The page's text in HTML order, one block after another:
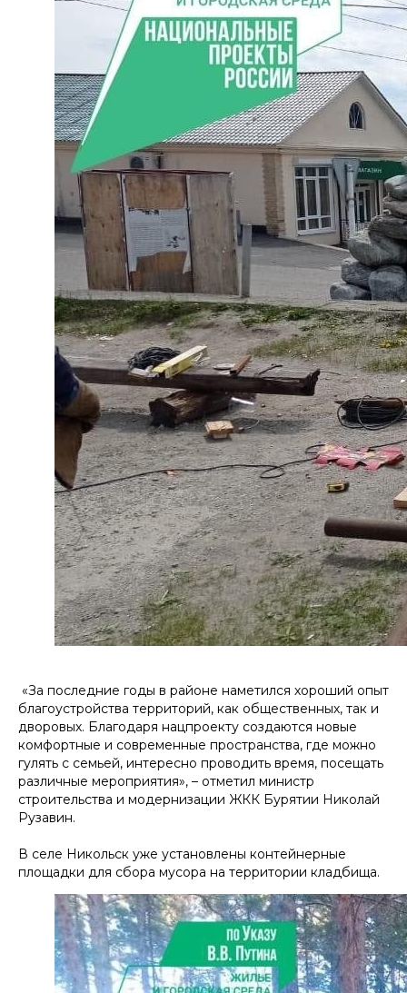
«За последние годы в районе наметился хороший опыт
благоустройства территорий, как общественных, так и
дворовых. Благодаря нацпроекту создаются новые
комфортные и современные пространства, где можно
гулять с семьей, интересно проводить время, посещать
различные мероприятия», – отметил министр
строительства и модернизации ЖКК Бурятии Николай
Рузавин.
В селе Никольск уже установлены контейнерные
площадки для сбора мусора на территории кладбища.